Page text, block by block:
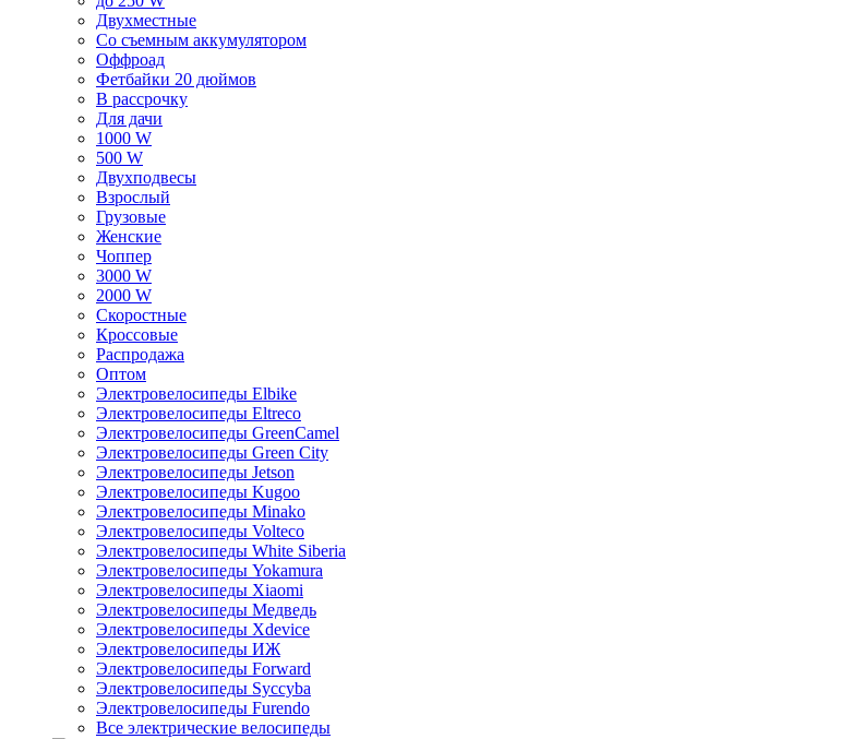
Двухместные
Со съемным аккумулятором
Оффроад
Фетбайки 20 дюймов
В рассрочку
Для дачи
1000 W
500 W
Двухподвесы
Взрослый
Грузовые
Женские
Чоппер
3000 W
2000 W
Скоростные
Кроссовые
Распродажа
Оптом
Электровелосипеды Elbike
Электровелосипеды Eltreco
Электровелосипеды GreenCamel
Электровелосипеды Green City
Электровелосипеды Jetson
Электровелосипеды Kugoo
Электровелосипеды Minako
Электровелосипеды Volteco
Электровелосипеды White Siberia
Электровелосипеды Yokamura
Электровелосипеды Xiaomi
Электровелосипеды Медведь
Электровелосипеды Xdevice
Электровелосипеды ИЖ
Электровелосипеды Forward
Электровелосипеды Syccyba
Электровелосипеды Furendo
Все электрические велосипеды